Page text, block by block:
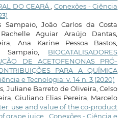
DO CEARÁ
Conexões - Ciência
João Carlos da Costa
Aguiar Araújo Dantas,
Ana Karine Pessoa Bastos,
Sampaio, BIOCATALISADORES
DE ACETOFENONAS PRÓ-
PARA A QUÍMICA
e Tecnologia: v. 14 n. 3 (2020)
Juliane Barreto de Oliveira, Celso
Giuliano Elias Pereira, Marcelo
use and value of the co-product
grape juice
Conexões - Ciência e